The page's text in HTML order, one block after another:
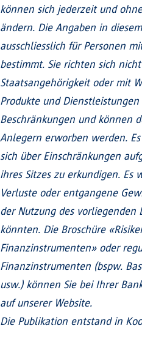
können sich jederzeit und
ändern. Die Angaben in
ausschliesslich für Personen
bestimmt. Sie richten sich
Staatsangehörigkeit oder mit
Produkte und
Beschränkungen und können
Anlegern erworben werden.
sich über Einschränkungen
ihres Sitzes zu erkundigen. Es
Verluste oder entgangene
der Nutzung des vorliegenden
könnten. Die Broschüre
Finanzinstrumenten» oder
Finanzinstrumenten (bspw.
usw.) können Sie bei Ihrer
auf unserer Website.
Die Publikation entstand in